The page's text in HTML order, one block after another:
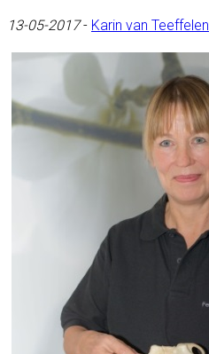
13-05-2017- Karin van Teeffelen